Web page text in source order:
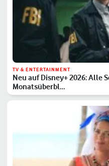
TV & ENTERTAINMENT
Neu auf Disney+ 2026: Alle
Monatsüberbl…